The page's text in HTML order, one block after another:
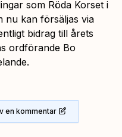
som Röda Korset i
nu kan försäljas via
bidrag till årets
ordförande Bo
en kommentar